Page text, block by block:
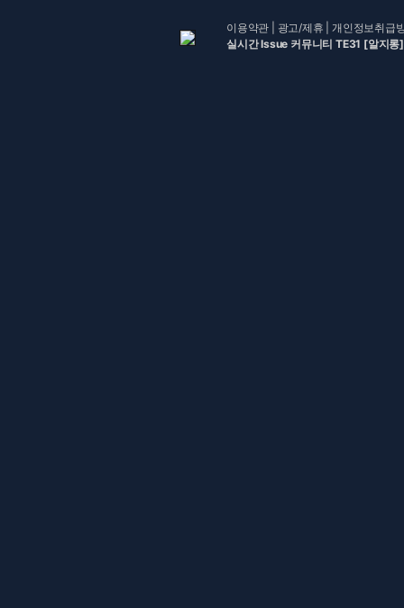
이용약관 광고/제휴 |개인정보취급
실시간 Issue 커뮤니티 TE31 [알지